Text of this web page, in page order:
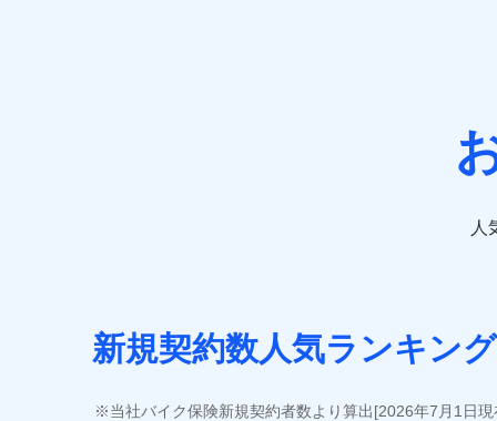
三井住友海上火災保険株式会社 (https://
三井ダイレクト損害保険株式会社 (https://
アクサ生命保険株式会社（https://
SOMPOひまわり生命保険株式会社（https://
第一ネオ生命保険株式会社（https://
太陽生命保険株式会社（https://www.taiyo-
人
新規契約数人気ランキング
当社バイク保険新規契約者数より算出[2026年7月1日現